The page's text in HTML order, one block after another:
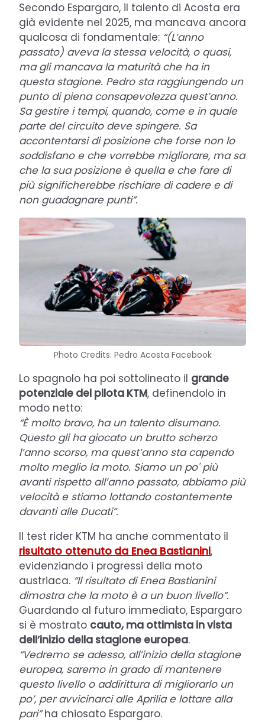
Secondo Espargaro, il talento di Acosta era
già evidente nel 2025, ma mancava ancora
qualcosa di fondamentale: “(L’anno
passato) aveva la stessa velocità, o quasi,
ma gli mancava la maturità che ha in
questa stagione. Pedro sta raggiungendo un
punto di piena consapevolezza quest’anno.
Sa gestire i tempi, quando, come e in quale
parte del circuito deve spingere. Sa
accontentarsi di posizione che forse non lo
soddisfano e che vorrebbe migliorare, ma sa
che la sua posizione è quella e che fare di
più significherebbe rischiare di cadere e di
non guadagnare punti”.
Photo Credits: Pedro Acosta Facebook
Lo spagnolo ha poi sottolineato il grande
potenziale del pilota KTM, definendolo in
modo netto:
“È molto bravo, ha un talento disumano.
Questo gli ha giocato un brutto scherzo
l’anno scorso, ma quest’anno sta capendo
molto meglio la moto. Siamo un po' più
avanti rispetto all’anno passato, abbiamo più
velocità e stiamo lottando costantemente
davanti alle Ducati”.
Il test rider KTM ha anche commentato il
risultato ottenuto da Enea Bastianini,
evidenziando i progressi della moto
austriaca. “Il risultato di Enea Bastianini
dimostra che la moto è a un buon livello”.
Guardando al futuro immediato, Espargaro
si è mostrato cauto, ma ottimista in vista
dell’inizio della stagione europea.
“Vedremo se adesso, all’inizio della stagione
europea, saremo in grado di mantenere
questo livello o addirittura di migliorarlo un
po’, per avvicinarci alle Aprilia e lottare alla
pari”ha chiosato Espargaro.